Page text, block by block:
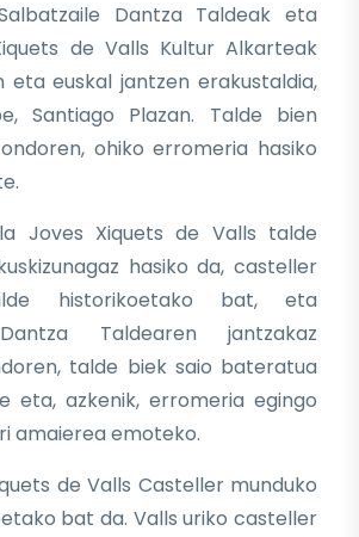
Dantza Taldeak eta
de Valls Kultur Alkarteak
eta euskal jantzen erakustaldia,
Santiago Plazan. Talde bien
ohiko erromeria hasiko
Joves Xiquets de Valls talde
hasiko da, casteller
historikoetako bat, eta
Taldearen jantzakaz
talde biek saio bateratua
eta, azkenik, erromeria egingo
amaierea emoteko.
de Valls Casteller munduko
bat da. Valls uriko casteller